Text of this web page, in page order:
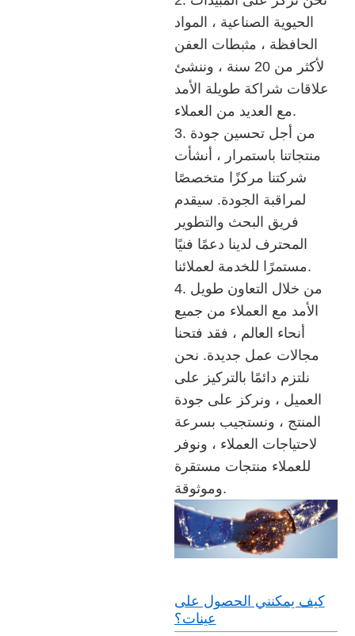
الحيوية الصناعية ، المواد
الحافظة ، مثبطات العفن
لأكثر من 20 سنة ، وننشئ
علاقات شراكة طويلة الأمد
مع العديد من العملاء.
3. من أجل تحسين جودة
منتجاتنا باستمرار ، أنشأت
شركتنا مركزًا متخصصًا
لمراقبة الجودة. سيقدم
فريق البحث والتطوير
المحترف لدينا دعمًا فنيًا
مستمرًا للخدمة لعملائنا.
4. من خلال التعاون طويل
الأمد مع العملاء من جميع
أنحاء العالم ، فقد فتحنا
مجالات عمل جديدة. نحن
نلتزم دائمًا بالتركيز على
العميل ، ونركز على جودة
المنتج ، ونستجيب بسرعة
لاحتياجات العملاء ، ونوفر
للعملاء منتجات مستقرة
وموثوقة.
كيف يمكنني الحصول على
عينات؟